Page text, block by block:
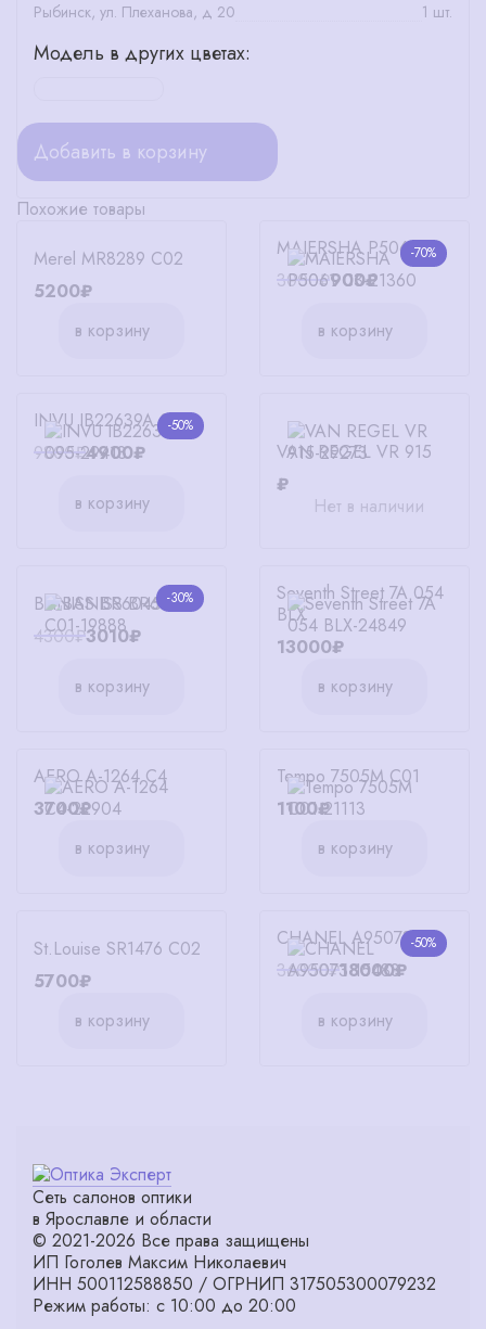
Рыбинск, ул. Плеханова, д 20 1 шт.
Модель в других цветах:
Добавить в корзину
Похожие товары
Merel MR8289 C02
5200₽
в корзину
-70%
MAIERSHA P5061 C3
3000₽900₽
в корзину
-50%
INVU IB22639A 095
9800₽4900₽
в корзину
VAN REGEL VR 915
₽
Нет в наличии
-30%
BANISS BR6045 C01
4300₽3010₽
в корзину
Seventh Street 7A 054
BLX
13000₽
в корзину
AERO A-1264 C4
3700₽
в корзину
Tempo 7505M C01
1100₽
в корзину
St.Louise SR1476 C02
5700₽
в корзину
-50%
CHANEL A95073
36000₽18000₽
в корзину
Сеть салонов оптики
в Ярославле и области
© 2021-2026 Все права защищены
ИП Гоголев Максим Николаевич
ИНН 500112588850 / ОГРНИП 317505300079232
Режим работы: с 10:00 до 20:00